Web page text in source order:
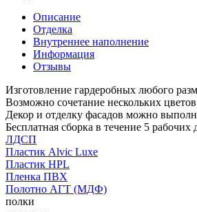
Описание
Отделка
Внутреннее наполнение
Информация
Отзывы
Изготовление гардеробных любого
Возможно сочетание нескольких
Декор и отделку фасадов можно
Бесплатная сборка в течение 5 рабочих
ЛДСП
Пластик Alvic Luxe
Пластик HPL
Пленка ПВХ
Полотно АГТ (МДФ)
полки